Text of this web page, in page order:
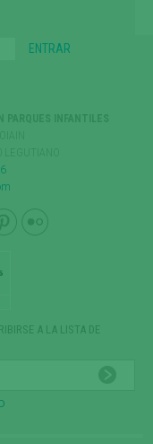
A LA LISTA DE